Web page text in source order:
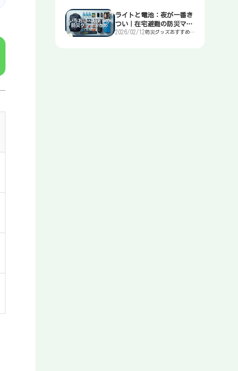
ライトと電池：夜が一番き
つい｜在宅避難の防災マニ
ュアル
2026/02/12 防災グッズおすすめま